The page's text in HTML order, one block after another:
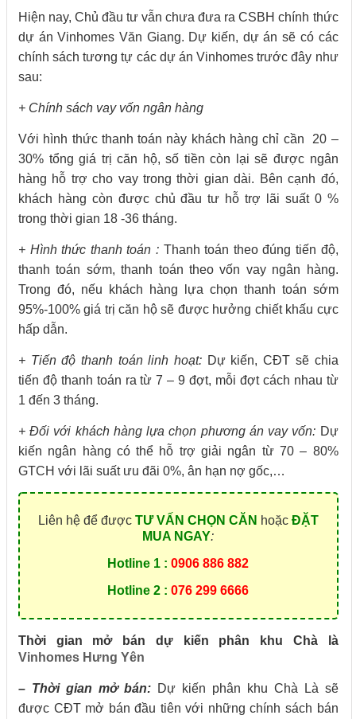
Hiện nay, Chủ đầu tư vẫn chưa đưa ra CSBH chính thức
dự án Vinhomes Văn Giang. Dự kiến, dự án sẽ có các
chính sách tương tự các dự án Vinhomes trước đây như
sau:
+ Chính sách vay vốn ngân hàng
Với hình thức thanh toán này khách hàng chỉ cần 20 –
30% tổng giá trị căn hộ, số tiền còn lại sẽ được ngân
hàng hỗ trợ cho vay trong thời gian dài. Bên cạnh đó,
khách hàng còn được chủ đầu tư hỗ trợ lãi suất 0 %
trong thời gian 18 -36 tháng.
+ Hình thức thanh toán :Thanh toán theo đúng tiến độ,
thanh toán sớm, thanh toán theo vốn vay ngân hàng.
Trong đó, nếu khách hàng lựa chọn thanh toán sớm
95%-100% giá trị căn hộ sẽ được hưởng chiết khấu cực
hấp dẫn.
+ Tiến độ thanh toán linh hoạt: Dự kiến, CĐT sẽ chia
tiến độ thanh toán ra từ 7 – 9 đợt, mỗi đợt cách nhau từ
1 đến 3 tháng.
+ Đối với khách hàng lựa chọn phương án vay vốn: Dự
kiến ngân hàng có thể hỗ trợ giải ngân từ 70 – 80%
GTCH với lãi suất ưu đãi 0%, ân hạn nợ gốc,…
Liên hệ để được TƯ VẤN CHỌN CĂN hoặc ĐẶT
MUA NGAY:
Hotline 1 : 0906 886 882
Hotline 2 : 076 299 6666
Thời gian mở bán dự kiến phân khu Chà là
Vinhomes Hưng Yên
– Thời gian mở bán: Dự kiến phân khu Chà Là sẽ
được CĐT mở bán đầu tiên với những chính sách bán